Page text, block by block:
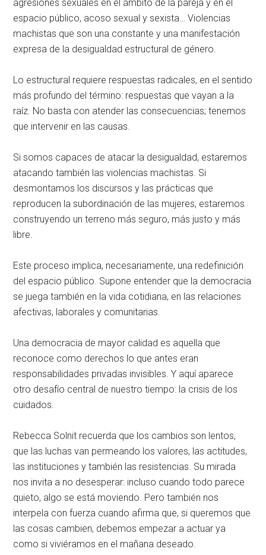
agresiones sexuales en el ámbito de la pareja y en el
espacio público, acoso sexual y sexista… Violencias
machistas que son una constante y una manifestación
expresa de la desigualdad estructural de género.
Lo estructural requiere respuestas radicales, en el sentido
más profundo del término: respuestas que vayan a la
raíz. No basta con atender las consecuencias; tenemos
que intervenir en las causas.
Si somos capaces de atacar la desigualdad, estaremos
atacando también las violencias machistas. Si
desmontamos los discursos y las prácticas que
reproducen la subordinación de las mujeres, estaremos
construyendo un terreno más seguro, más justo y más
libre.
Este proceso implica, necesariamente, una redefinición
del espacio público. Supone entender que la democracia
se juega también en la vida cotidiana, en las relaciones
afectivas, laborales y comunitarias.
Una democracia de mayor calidad es aquella que
reconoce como derechos lo que antes eran
responsabilidades privadas invisibles. Y aquí aparece
otro desafío central de nuestro tiempo: la crisis de los
cuidados.
Rebecca Solnit recuerda que los cambios son lentos,
que las luchas van permeando los valores, las actitudes,
las instituciones y también las resistencias. Su mirada
nos invita a no desesperar: incluso cuando todo parece
quieto, algo se está moviendo. Pero también nos
interpela con fuerza cuando afirma que, si queremos que
las cosas cambien, debemos empezar a actuar ya
como si viviéramos en el mañana deseado.